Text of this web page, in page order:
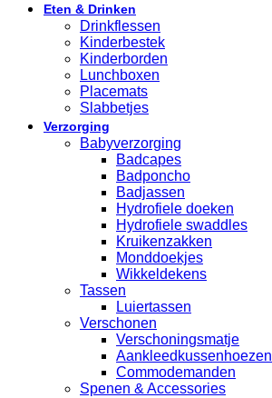
Eten & Drinken
Drinkflessen
Kinderbestek
Kinderborden
Lunchboxen
Placemats
Slabbetjes
Verzorging
Babyverzorging
Badcapes
Badponcho
Badjassen
Hydrofiele doeken
Hydrofiele swaddles
Kruikenzakken
Monddoekjes
Wikkeldekens
Tassen
Luiertassen
Verschonen
Verschoningsmatje
Aankleedkussenhoezen
Commodemanden
Spenen & Accessories